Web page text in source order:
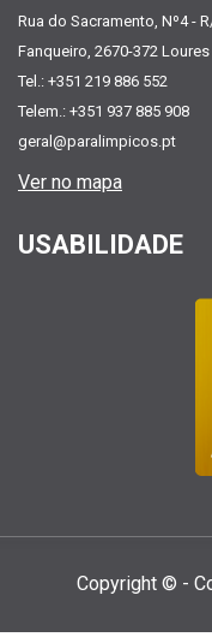
Rua do Sacramento, Nº4 -
Fanqueiro, 2670-372 Loures
Tel.: +351 219 886 552
Telem.: +351 937 885 908
geral@paralimpicos.pt
Ver no mapa
USABILIDADE
Copyright © -